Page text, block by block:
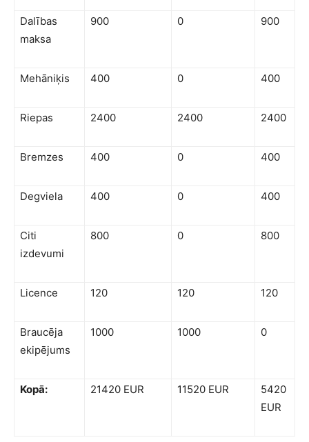
Dalības
maksa
900 0 900
Mehāniķis 400 0 400
Riepas 2400 2400 2400
Bremzes 400 0 400
Degviela 400 0 400
Citi
izdevumi
800 0 800
Licence 120 120 120
Braucēja
ekipējums
1000 1000 0
Kopā: 21420 EUR 11520 EUR
5420
EUR